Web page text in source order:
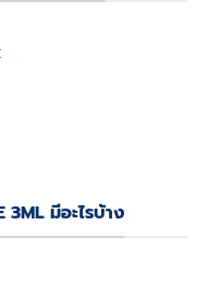
3ML มีอะไรบ้าง